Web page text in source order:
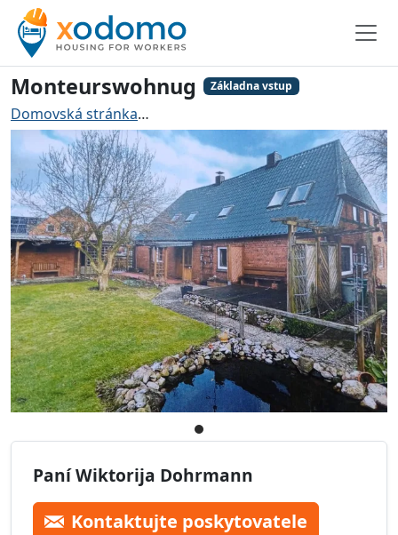
Monteurswohnug Základna vstup
Domovská stránka
Paní Wiktorija Dohrmann
Kontaktujte poskytovatele